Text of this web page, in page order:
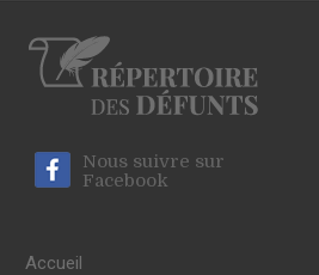
Nous suivre sur
Facebook
Accueil